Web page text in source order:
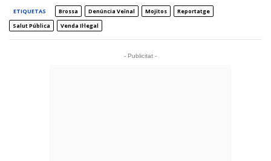
ETIQUETAS Brossa Denúncia Veïnal Mojitos
Reportatge
Salut Pública
Venda Il·legal
- Publicitat -